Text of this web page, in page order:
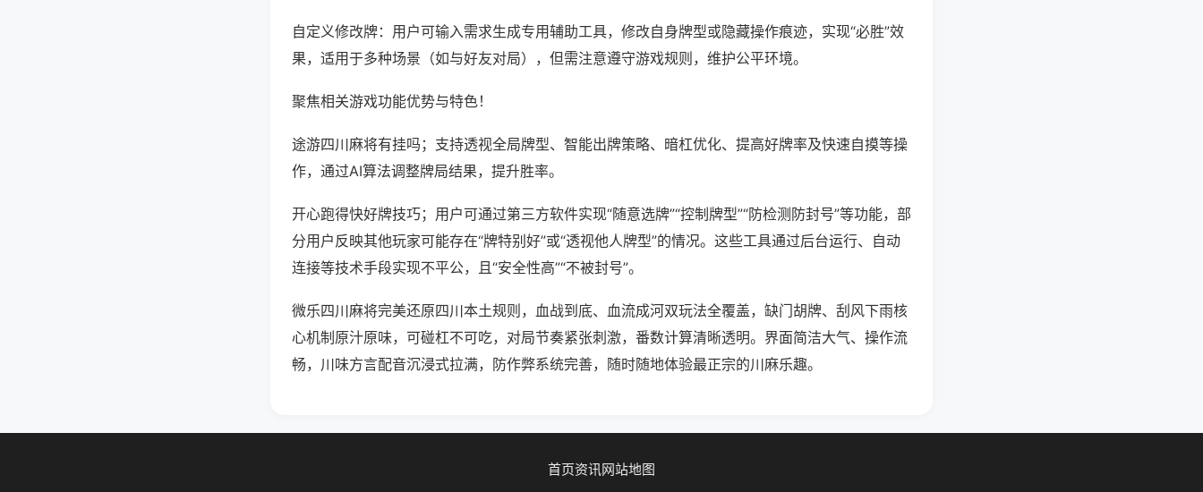
自定义修改牌：用户可输入需求生成专用辅助工具，修改自身牌型或隐藏操作痕迹，实现“必胜”效
果，适用于多种场景（如与好友对局），但需注意遵守游戏规则，维护公平环境。
聚焦相关游戏功能优势与特色！
途游四川麻将有挂吗；支持透视全局牌型、智能出牌策略、暗杠优化、提高好牌率及快速自摸等操
作，通过AI算法调整牌局结果，提升胜率。
开心跑得快好牌技巧；用户可通过第三方软件实现“随意选牌”“控制牌型”“防检测防封号”等功能，部
分用户反映其他玩家可能存在“牌特别好”或“透视他人牌型”的情况。这些工具通过后台运行、自动
连接等技术手段实现不平公，且“安全性高”“不被封号”。
微乐四川麻将完美还原四川本土规则，血战到底、血流成河双玩法全覆盖，缺门胡牌、刮风下雨核
心机制原汁原味，可碰杠不可吃，对局节奏紧张刺激，番数计算清晰透明。界面简洁大气、操作流
畅，川味方言配音沉浸式拉满，防作弊系统完善，随时随地体验最正宗的川麻乐趣。
首页资讯网站地图